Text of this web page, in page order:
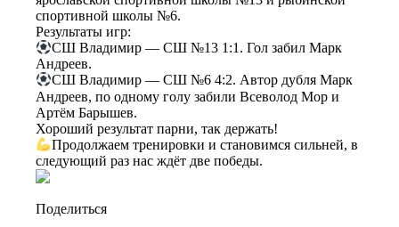
спортивной школы №6.
Результаты игр:
СШ Владимир — СШ №13 1:1. Гол забил Марк
Андреев.
СШ Владимир — СШ №6 4:2. Автор дубля Марк
Андреев, по одному голу забили Всеволод Мор и
Артём Барышев.
Хороший результат парни, так держать!
Продолжаем тренировки и становимся сильней, в
следующий раз нас ждёт две победы.
Поделиться